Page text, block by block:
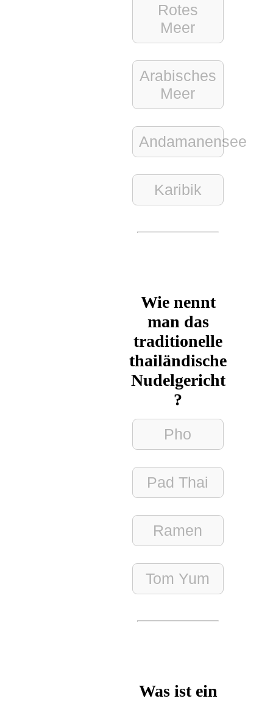
Rotes
Meer
Arabisches
Meer
Andamanensee
Karibik
Wie nennt
man das
traditionelle
thailändische
Nudelgericht
?
Pho
Pad Thai
Ramen
Tom Yum
Was ist ein